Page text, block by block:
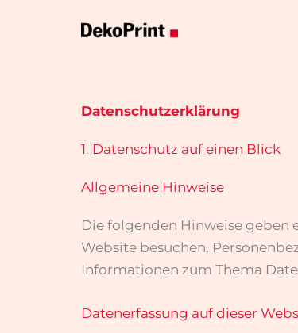
Datenschutz­erklärung
1. Datenschutz auf einen Blick
Allgemeine Hinweise
Die folgenden Hinweise geben
Website besuchen.
Informationen zum Thema
Datenerfassung auf dieser